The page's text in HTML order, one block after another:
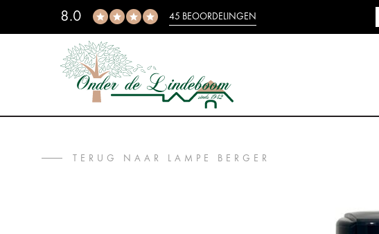
8.0 45 BEOORDELINGEN
TERUG NAAR LAMPE BERGER